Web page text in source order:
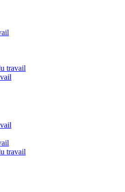
travail
travail